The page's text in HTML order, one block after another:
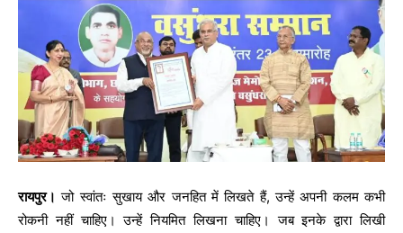
रायपुर। जो स्वांतः सुखाय और जनहित में लिखते हैं, उन्हें अपनी कलम कभी
रोकनी नहीं चाहिए। उन्हें नियमित लिखना चाहिए। जब इनके द्वारा लिखी